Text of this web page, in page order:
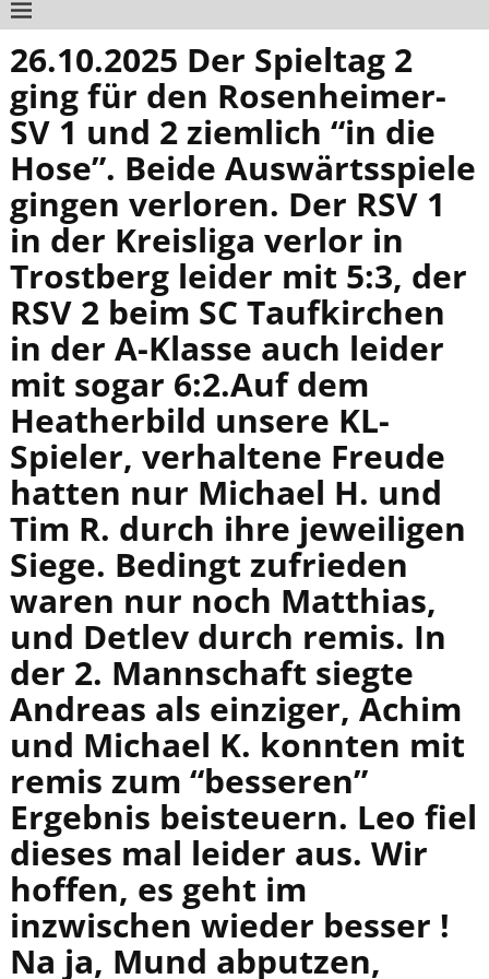
26.10.2025 Der Spieltag 2
ging für den Rosenheimer-
SV 1 und 2 ziemlich “in die
Hose”. Beide Auswärtsspiele
gingen verloren. Der RSV 1
in der Kreisliga verlor in
Trostberg leider mit 5:3, der
RSV 2 beim SC Taufkirchen
in der A-Klasse auch leider
mit sogar 6:2.Auf dem
Heatherbild unsere KL-
Spieler, verhaltene Freude
hatten nur Michael H. und
Tim R. durch ihre jeweiligen
Siege. Bedingt zufrieden
waren nur noch Matthias,
und Detlev durch remis. In
der 2. Mannschaft siegte
Andreas als einziger, Achim
und Michael K. konnten mit
remis zum “besseren”
Ergebnis beisteuern. Leo fiel
dieses mal leider aus. Wir
hoffen, es geht im
inzwischen wieder besser !
Na ja, Mund abputzen,